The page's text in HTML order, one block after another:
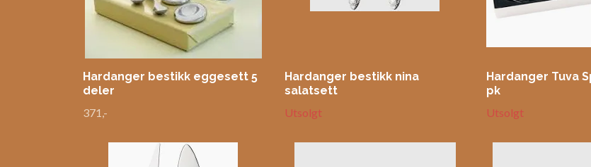
Hardanger bestikk eggesett 5
deler
371,-
Hardanger bestikk nina
salatsett
Utsolgt
Hardanger Tuva
pk
Utsolgt